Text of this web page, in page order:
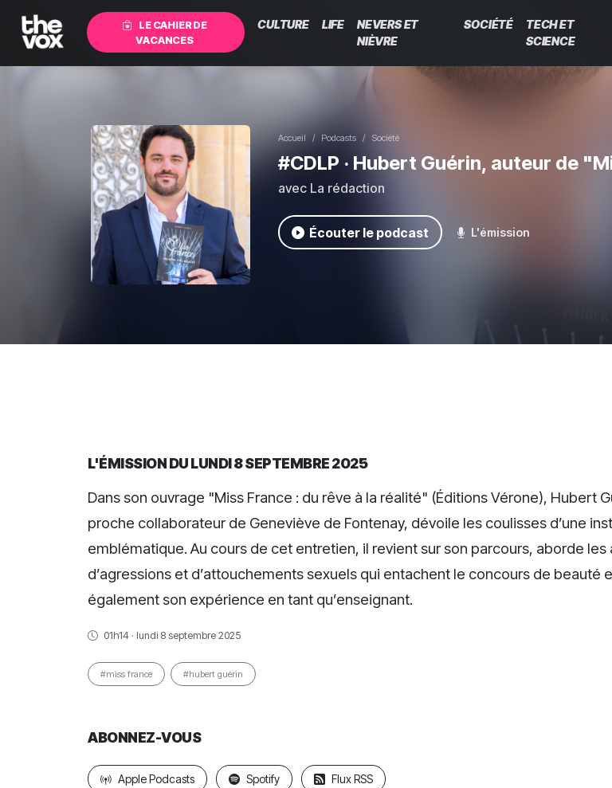
LE CAHIER DE
VACANCES
CULTURE LIFE
NEVERS ET
NIÈVRE
SOCIÉTÉ
TECH ET
SCIENCE
Accueil Podcasts Société
#CDLP · Hubert Guérin, auteur de
avec La rédaction
Écouter le podcast L'émission
L'ÉMISSION DU LUNDI 8 SEPTEMBRE 2025
Dans son ouvrage "Miss France : du rêve à la réalité" (Éditions Vérone), Hubert
proche collaborateur de Geneviève de Fontenay, dévoile les coulisses d’une
emblématique. Au cours de cet entretien, il revient sur son parcours, aborde les
d’agressions et d’attouchements sexuels qui entachent le concours de beauté
également son expérience en tant qu’enseignant.
01h14 · lundi 8 septembre 2025
#miss france #hubert guérin
ABONNEZ-VOUS
Apple Podcasts Spotify Flux RSS